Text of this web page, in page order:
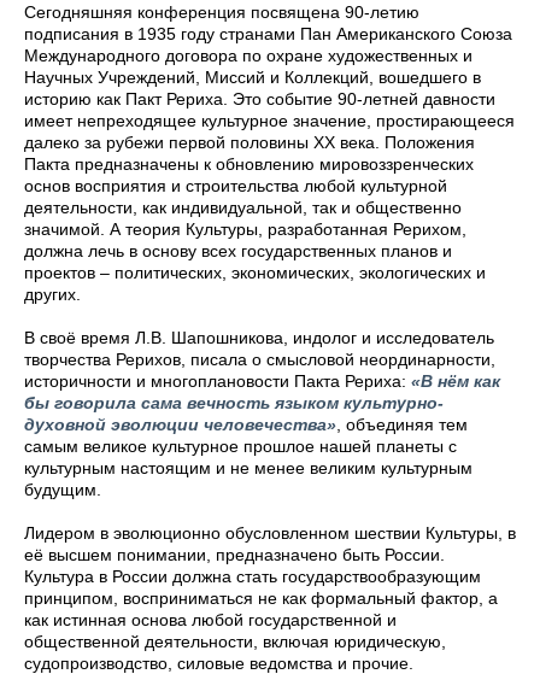
Сегодняшняя конференция посвящена 90-летию
подписания в 1935 году странами Пан Американского Союза
Международного договора по охране художественных и
Научных Учреждений, Миссий и Коллекций, вошедшего в
историю как Пакт Рериха. Это событие 90-летней давности
имеет непреходящее культурное значение, простирающееся
далеко за рубежи первой половины XX века. Положения
Пакта предназначены к обновлению мировоззренческих
основ восприятия и строительства любой культурной
деятельности, как индивидуальной, так и общественно
значимой. А теория Культуры, разработанная Рерихом,
должна лечь в основу всех государственных планов и
проектов – политических, экономических, экологических и
других.
В своё время Л.В. Шапошникова, индолог и исследователь
творчества Рерихов, писала о смысловой неординарности,
историчности и многоплановости Пакта Рериха: «В нём как
бы говорила сама вечность языком культурно-
духовной эволюции человечества» , объединяя тем
самым великое культурное прошлое нашей планеты с
культурным настоящим и не менее великим культурным
будущим.
Лидером в эволюционно обусловленном шествии Культуры, в
её высшем понимании, предназначено быть России.
Культура в России должна стать государствообразующим
принципом, восприниматься не как формальный фактор, а
как истинная основа любой государственной и
общественной деятельности, включая юридическую,
судопроизводство, силовые ведомства и прочие.